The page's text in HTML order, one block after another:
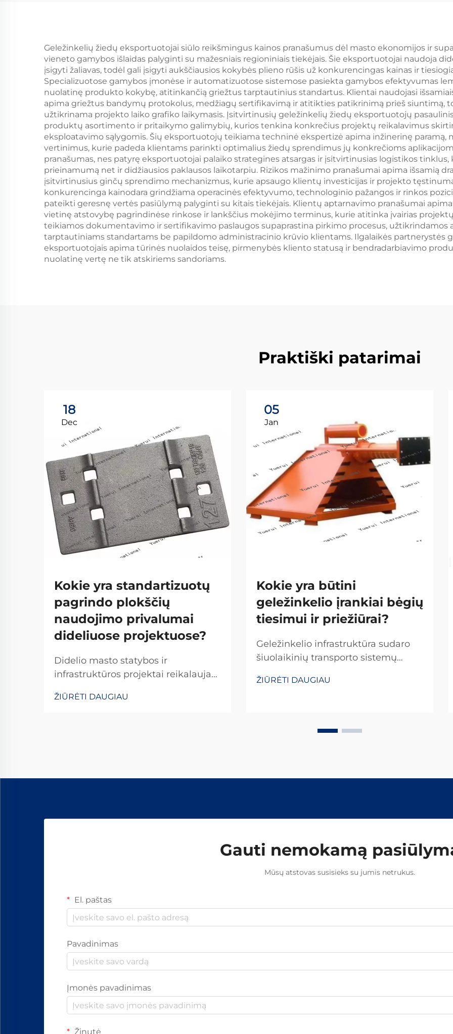
Geležinkelių žiedų eksportuotojai siūlo reikšmingus kainos pranašumus dėl masto ekonomijos ir
vieneto gamybos išlaidas palyginti su mažesniais regioniniais tiekėjais. Šie eksportuotojai naudoja
įsigyti žaliavas, todėl gali įsigyti aukščiausios kokybės plieno rūšis už konkurencingas kainas ir
Specializuotose gamybos įmonėse ir automatizuotose sistemose pasiekta gamybos efektyvumas
nuolatinę produkto kokybę, atitinkančią griežtus tarptautinius standartus. Klientai naudojasi
apima griežtus bandymų protokolus, medžiagų sertifikavimą ir atitikties patikrinimą prieš siuntimą,
užtikrinama projekto laiko grafiko laikymasis. Įsitvirtinusių geležinkelių žiedų eksportuotojų
produktų asortimento ir pritaikymo galimybių, kurios tenkina konkrečius projektų reikalavimus
eksploatavimo sąlygomis. Šių eksportuotojų teikiama techninė ekspertizė apima inžinerinę
vertinimus, kurie padeda klientams parinkti optimalius žiedų sprendimus jų konkrečioms
pranašumas, nes patyrę eksportuotojai palaiko strategines atsargas ir įsitvirtinusias logistikos
prieinamumą net ir didžiausios paklausos laikotarpiu. Rizikos mažinimo pranašumai apima išsamią
įsitvirtinusius ginčų sprendimo mechanizmus, kurie apsaugo klientų investicijas ir projekto
konkurencinga kainodara grindžiama operacinės efektyvumo, technologinio pažangos ir rinkos
pateikti geresnę vertės pasiūlymą palyginti su kitais tiekėjais. Klientų aptarnavimo pranašumai
vietinę atstovybę pagrindinėse rinkose ir lankščius mokėjimo terminus, kurie atitinka įvairias
teikiamos dokumentavimo ir sertifikavimo paslaugos supaprastina pirkimo procesus,
tarptautiniams standartams be papildomo administracinio krūvio klientams. Ilgalaikės partnerystės
eksportuotojais apima tūrinės nuolaidos teisę, pirmenybės kliento statusą ir bendradarbiavimo
nuolatinę vertę ne tik atskiriems sandoriams.
Praktiški patarimai
18
Dec
Kokie yra standartizuotų
pagrindo plokščių
naudojimo privalumai
dideliuose projektuose?
Didelio masto statybos ir
infrastruktūros projektai reikalauja
kiekviename vystymosi etape. Tarp
ŽIŪRĖTI DAUGIAU
05
Jan
Kokie yra būtini
geležinkelio įrankiai bėgių
tiesimui ir priežiūrai?
Geležinkelio infrastruktūra sudaro
šiuolaikinių transporto sistemų
specializuota įranga ir tikslūs
ŽIŪRĖTI DAUGIAU
Gauti nemokamą
Mūsų atstovas susisieks su jumis netrukus.
El. paštas
Pavadinimas
Įmonės pavadinimas
Žinutė